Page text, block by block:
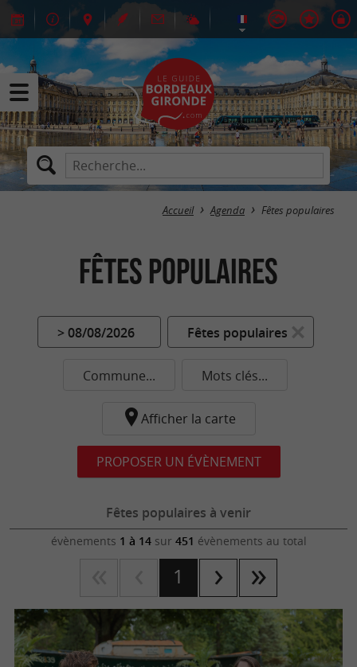
Accueil Agenda Fêtes populaires
Fêtes populaires
> 08/08/2026 Fêtes populaires
Commune... Mots clés...
Afficher la carte
PROPOSER UN ÉVÈNEMENT
Fêtes populaires à venir
évènements 1 à 14sur 451 évènements au total
1